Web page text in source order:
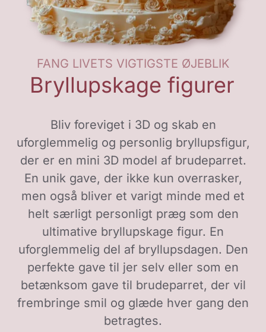
FANG LIVETS VIGTIGSTE ØJEBLIK
Bryllupskage figurer
Bliv foreviget i 3D og skab en
uforglemmelig og personlig bryllupsfigur,
der er en mini 3D model af brudeparret.
En unik gave, der ikke kun overrasker,
men også bliver et varigt minde med et
helt særligt personligt præg som den
ultimative bryllupskage figur. En
uforglemmelig del af bryllupsdagen. Den
perfekte gave til jer selv eller som en
betænksom gave til brudeparret, der vil
frembringe smil og glæde hver gang den
betragtes.